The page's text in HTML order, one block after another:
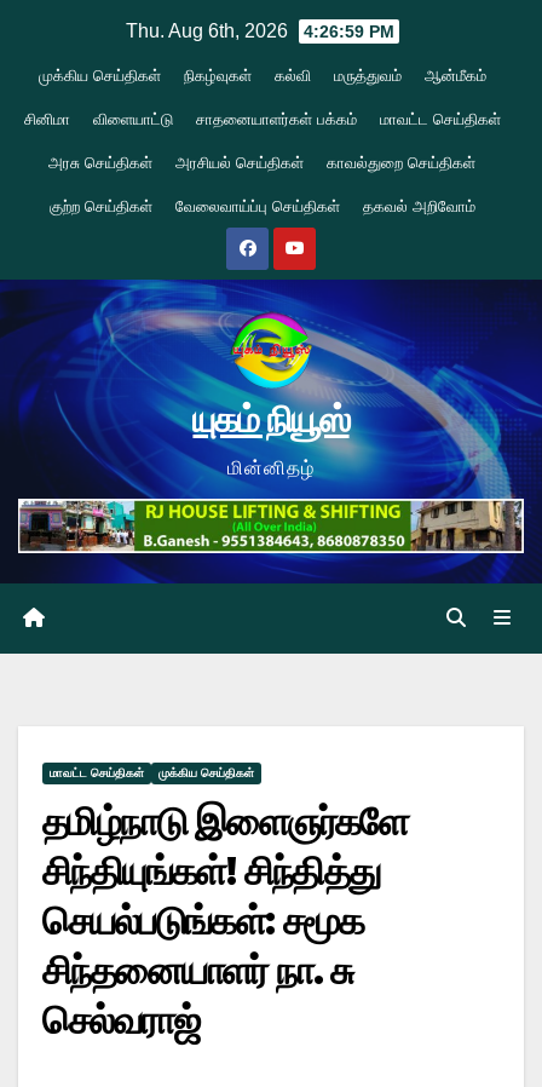
content
Thu. Aug 6th, 2026 4:27:00 PM
முக்கிய செய்திகள் நிகழ்வுகள் கல்வி மருத்துவம் ஆன்மீகம்
சினிமா விளையாட்டு சாதனையாளர்கள் பக்கம் மாவட்ட செய்திகள்
அரசு செய்திகள் அரசியல் செய்திகள் காவல்துறை செய்திகள்
குற்ற செய்திகள் வேலைவாய்ப்பு செய்திகள் தகவல் அறிவோம்
யுகம் நியூஸ்
மின்னிதழ்
மாவட்ட செய்திகள் முக்கிய செய்திகள்
தமிழ்நாடு இளைஞர்களே
சிந்தியுங்கள்! சிந்தித்து
செயல்படுங்கள்: சமூக
சிந்தனையாளர் நா. சு
செல்வராஜ்